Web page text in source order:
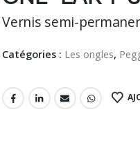
Vernis semi-
Catégories : Les ongles,